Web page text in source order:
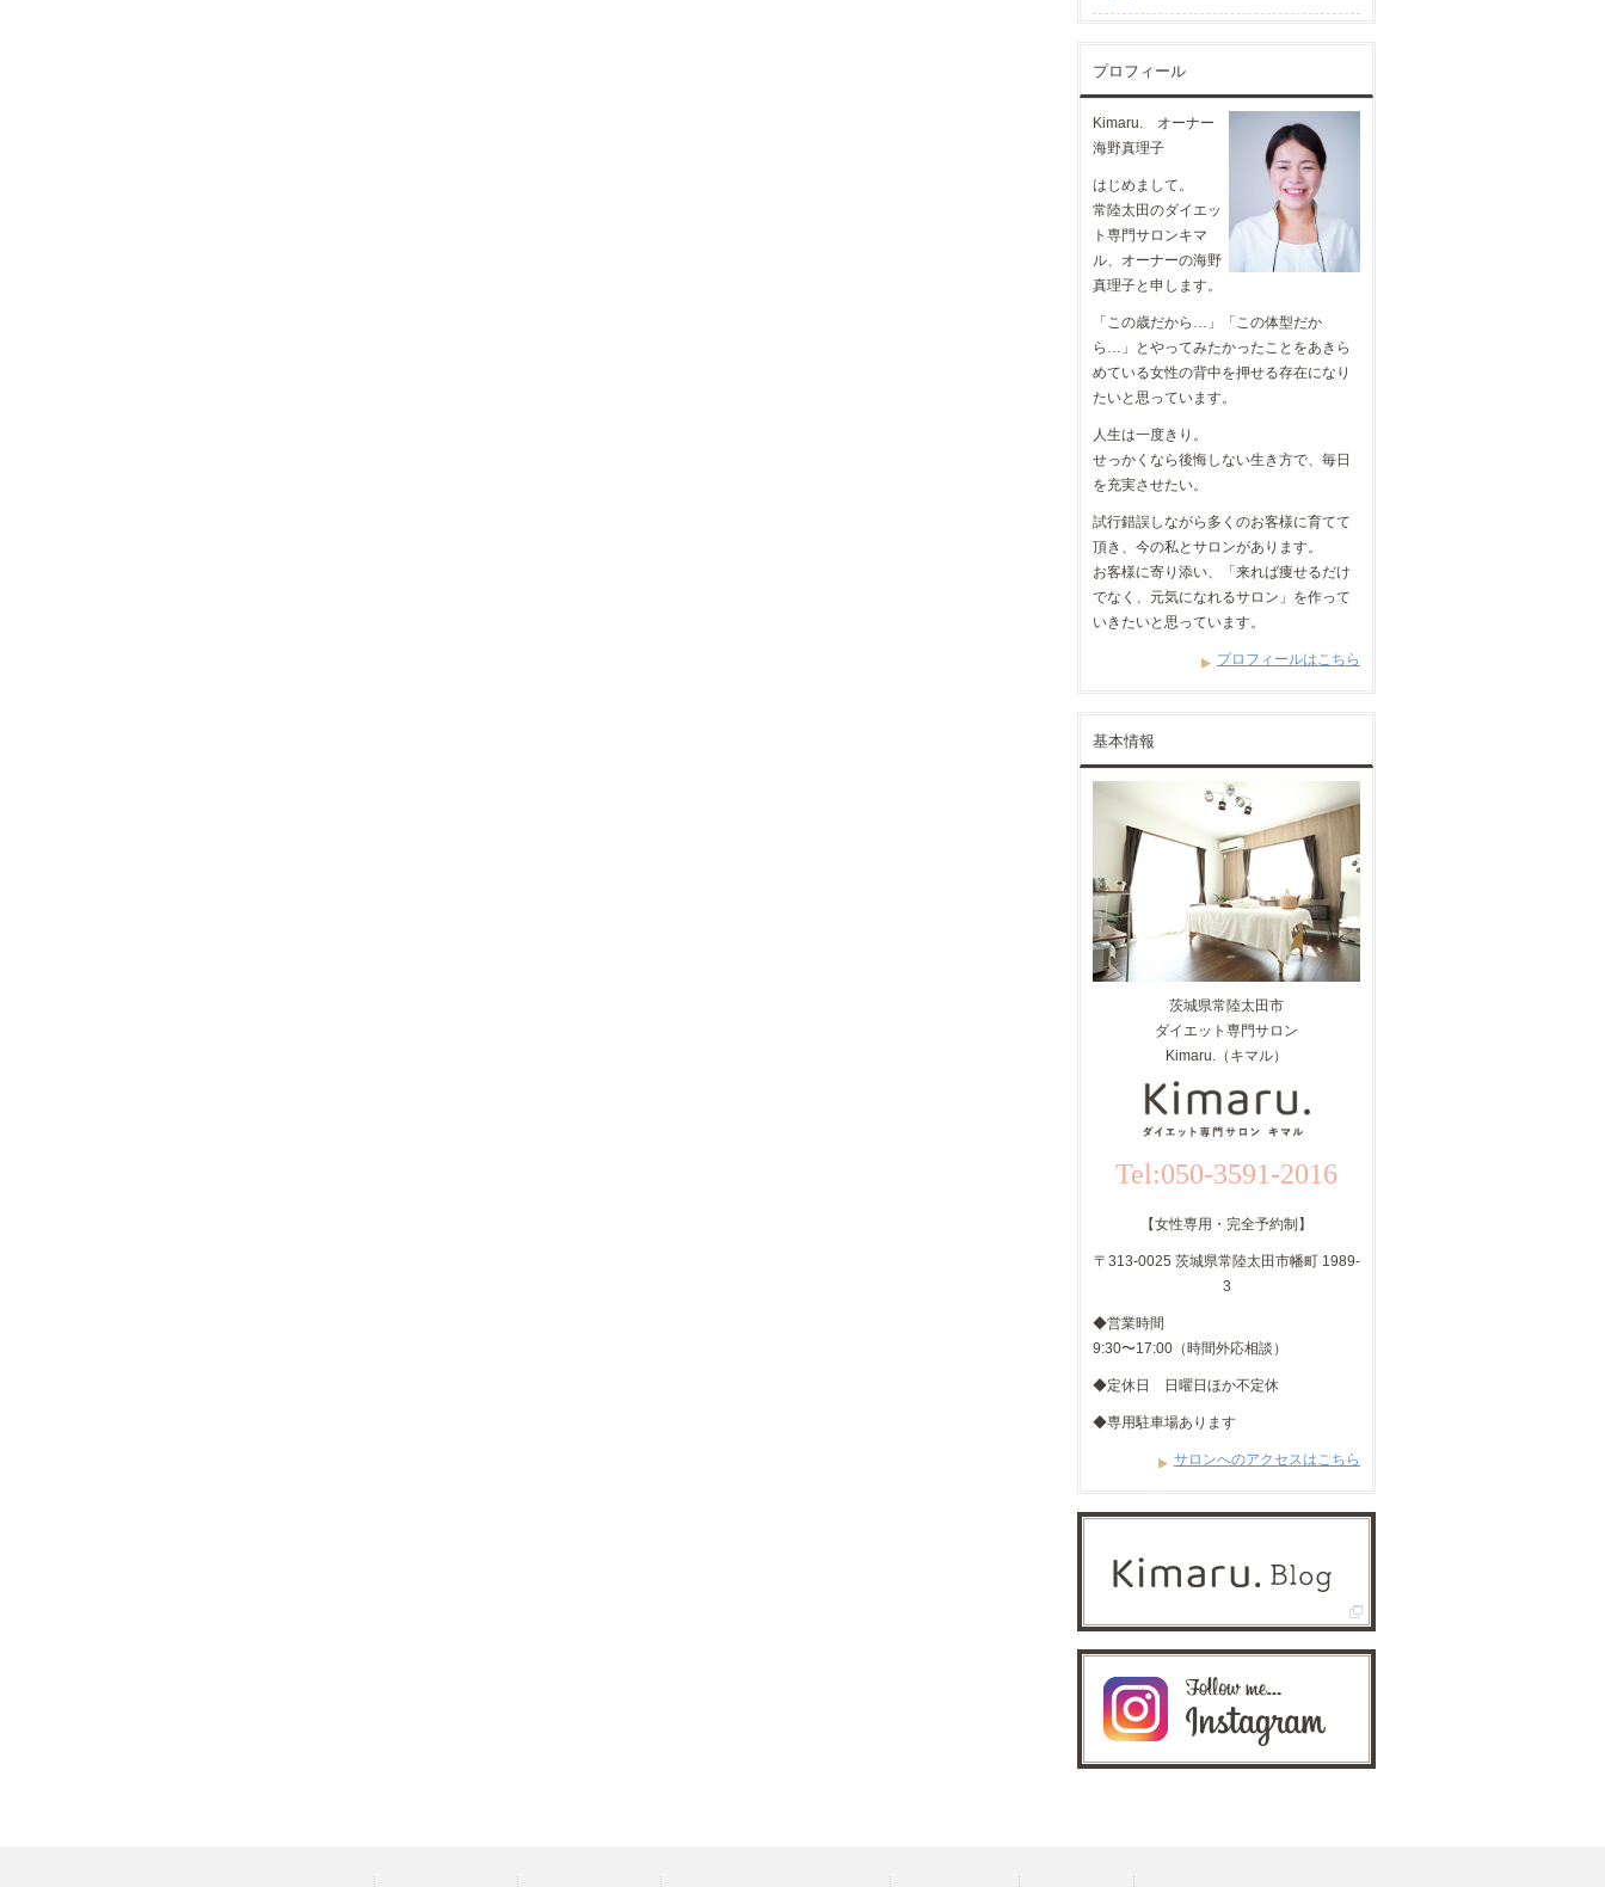
プロフィール
Kimaru. オーナー
海野真理子
はじめまして。
常陸太田のダイエッ
ト専門サロンキマ
ル、オーナーの海野
真理子と申します。
「この歳だから…」「この体型だか
ら…」とやってみたかったことをあきら
めている女性の背中を押せる存在になり
たいと思っています。
人生は一度きり。
せっかくなら後悔しない生き方で、毎日
を充実させたい。
試行錯誤しながら多くのお客様に育てて
頂き、今の私とサロンがあります。
お客様に寄り添い、「来れば痩せるだけ
でなく、元気になれるサロン」を作って
いきたいと思っています。
プロフィールはこちら
基本情報
茨城県常陸太田市
ダイエット専門サロン
Kimaru.（キマル）
Tel:050-3591-2016
【女性専用・完全予約制】
〒313-0025 茨城県常陸太田市幡町 1989-
3
◆営業時間
9:30〜17:00（時間外応相談）
◆定休日 日曜日ほか不定休
◆専用駐車場あります
サロンへのアクセスはこちら